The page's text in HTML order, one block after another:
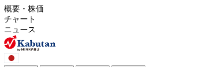
概要・株価
チャート
ニュース